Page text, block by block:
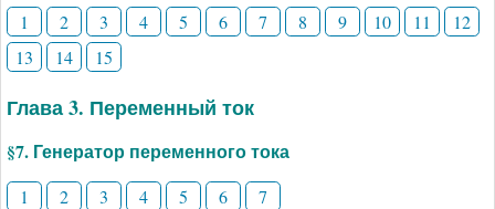
1 2 3 4 5 6 7 8 9 10 11
12
13
14 15
Глава 3. Переменный ток
§7. Генератор переменного тока
1 2 3 4 5 6 7